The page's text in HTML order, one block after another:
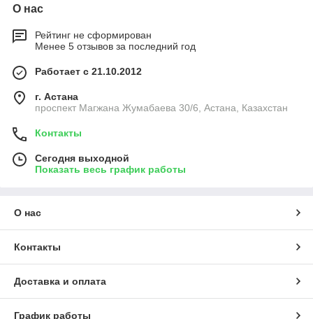
О нас
Рейтинг не сформирован
Менее 5 отзывов за последний год
Работает с 21.10.2012
г. Астана
проспект Магжана Жумабаева 30/6, Астана, Казахстан
Контакты
Сегодня выходной
Показать весь график работы
О нас
Контакты
Доставка и оплата
График работы